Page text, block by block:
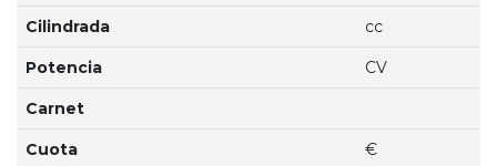
Cilindrada cc
Potencia CV
Carnet
Cuota €